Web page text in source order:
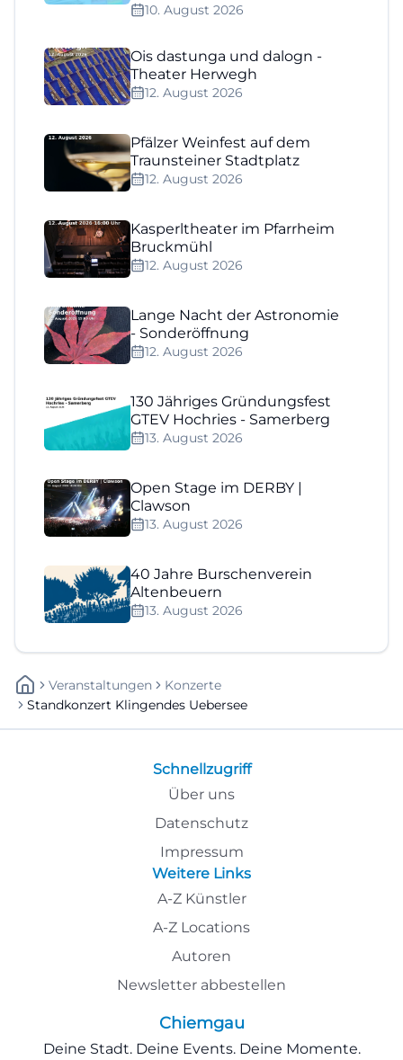
10. August 2026
Ois dastunga und dalogn -
Theater Herwegh
12. August 2026
Pfälzer Weinfest auf dem
Traunsteiner Stadtplatz
12. August 2026
Kasperltheater im Pfarrheim
Bruckmühl
12. August 2026
Lange Nacht der Astronomie
- Sonderöffnung
12. August 2026
130 Jähriges Gründungsfest
GTEV Hochries - Samerberg
13. August 2026
Open Stage im DERBY |
Clawson
13. August 2026
40 Jahre Burschenverein
Altenbeuern
13. August 2026
Veranstaltungen
Konzerte
Standkonzert Klingendes Uebersee
Schnellzugriff
Über uns
Datenschutz
Impressum
Weitere Links
A-Z Künstler
A-Z Locations
Autoren
Newsletter abbestellen
Chiemgau
Deine Stadt. Deine Events. Deine Momente.